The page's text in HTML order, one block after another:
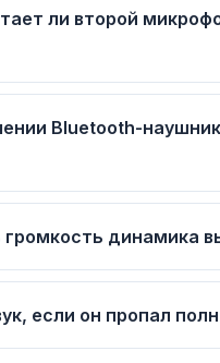
ли второй
Bluetooth-
динамика
если он пропал